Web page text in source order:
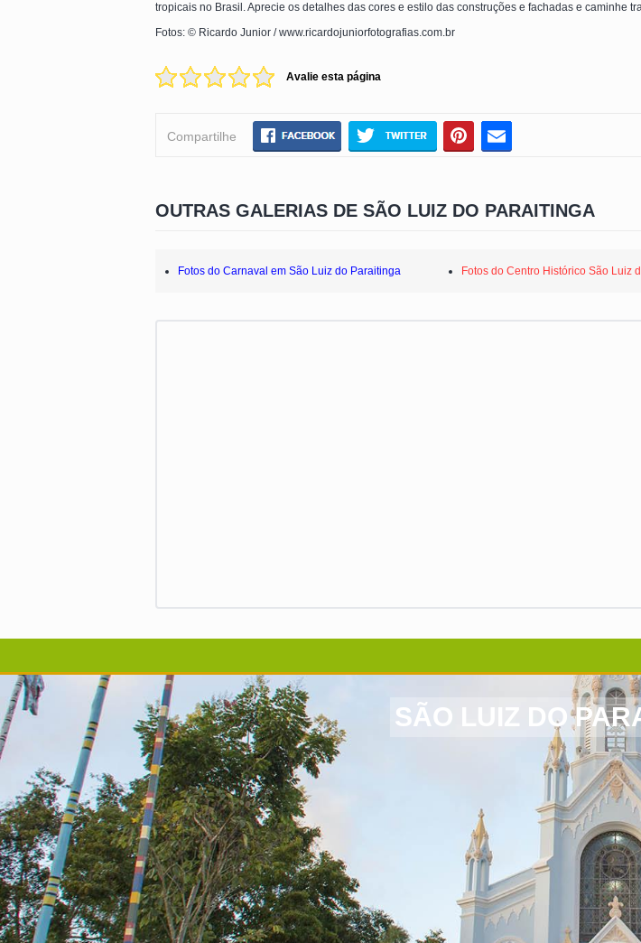
tropicais no Brasil. Aprecie os detalhes das cores e estilo das construções e fachadas e caminhe
Fotos: © Ricardo Junior / www.ricardojuniorfotografias.com.br
Avalie esta página
Compartilhe
OUTRAS GALERIAS DE SÃO LUIZ DO PARAITINGA
Fotos do Carnaval em São Luiz do Paraitinga Fotos do Centro Histórico São Luiz
SÃO LUIZ DO